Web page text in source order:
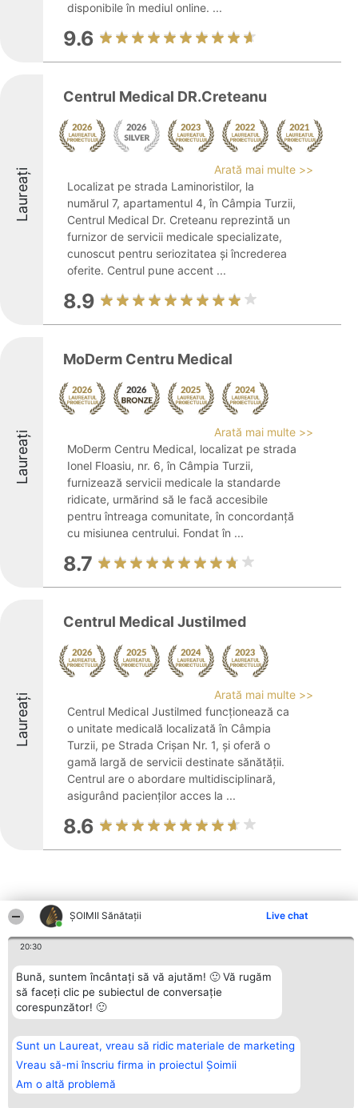
ŞOIMII Sănătații Live chat
20:30
Bună, suntem încântați să vă ajutăm! 🙂 Vă rugăm
să faceți clic pe subiectul de conversație
corespunzător! 🙂
Sunt un Laureat, vreau să ridic materiale de marketing
Vreau să-mi înscriu firma in proiectul Șoimii
Am o altă problemă
disponibile în mediul online. ...
9.6
Laureați
Centrul Medical DR.Creteanu
Arată mai multe >>
Localizat pe strada Laminoristilor, la
numărul 7, apartamentul 4, în Câmpia Turzii,
Centrul Medical Dr. Creteanu reprezintă un
furnizor de servicii medicale specializate,
cunoscut pentru seriozitatea și încrederea
oferite. Centrul pune accent ...
8.9
Laureați
MoDerm Centru Medical
Arată mai multe >>
MoDerm Centru Medical, localizat pe strada
Ionel Floasiu, nr. 6, în Câmpia Turzii,
furnizează servicii medicale la standarde
ridicate, urmărind să le facă accesibile
pentru întreaga comunitate, în concordanță
cu misiunea centrului. Fondat în ...
8.7
Laureați
Centrul Medical Justilmed
Arată mai multe >>
Centrul Medical Justilmed funcționează ca
o unitate medicală localizată în Câmpia
Turzii, pe Strada Crișan Nr. 1, și oferă o
gamă largă de servicii destinate sănătății.
Centrul are o abordare multidisciplinară,
asigurând pacienților acces la ...
8.6
Alte firme din zonă
Organizator Ranking
BRIGHT SOLUTIONS BR SRL
Aleea Timisul De Sus 2 Bl. A30
București
CUI 36737675
tel: +40 770 990 492
Plebiscyt
Câștigătorii
Reguli
Statut
Politica de
confidențialitate